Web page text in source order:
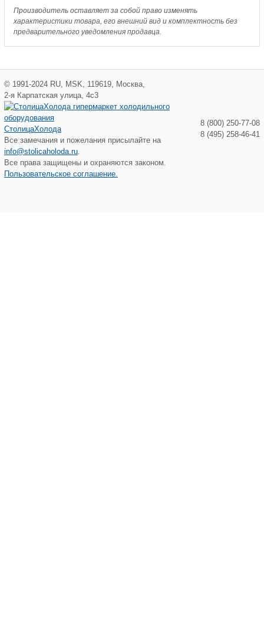
P-
49
D
разб.
(пр.
класс
3178908440)
Производитель оставляет за собой право изменять
характеристики товара, его внешний вид и комплектность без
предварительного уведомления продавца.
© 1991-2024 RU MSK 119619 Москва
2-я Карпатская улица, 4с3
СтолицаХолода
Все замечания и пожелания присылайте на
info@stolicaholoda.ru
Все права защищены и охраняются законом.
Пользовательское соглашение.
8 (800) 250-77-08
8 (495) 258-46-41